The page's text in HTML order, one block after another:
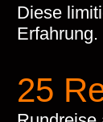
Diese
Erfahrung.
25